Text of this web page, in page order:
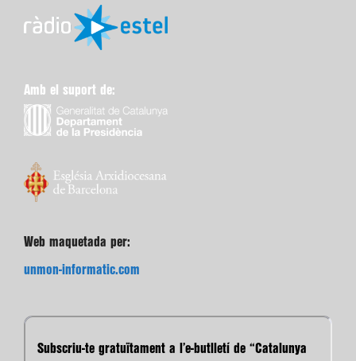
Amb el suport de:
Web maquetada per:
unmon-informatic.com
Subscriu-te gratuïtament a l’e-butlletí de “Catalunya